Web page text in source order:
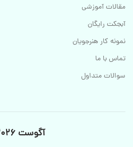
مقالات آموزشی
آبجکت رایگان
نمونه کار هنرجویان
تماس با ما
سوالات متداول
آگوست 2026